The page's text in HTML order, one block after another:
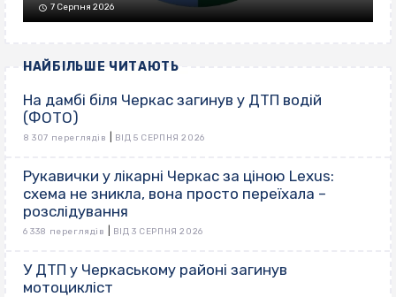
7 Серпня 2026
НАЙБІЛЬШЕ ЧИТАЮТЬ
На дамбі біля Черкас загинув у ДТП водій
(ФОТО)
8 307 переглядів ВІД 5 СЕРПНЯ 2026
Рукавички у лікарні Черкас за ціною Lexus:
схема не зникла, вона просто переїхала –
розслідування
6 338 переглядів ВІД 3 СЕРПНЯ 2026
У ДТП у Черкаському районі загинув
мотоцикліст